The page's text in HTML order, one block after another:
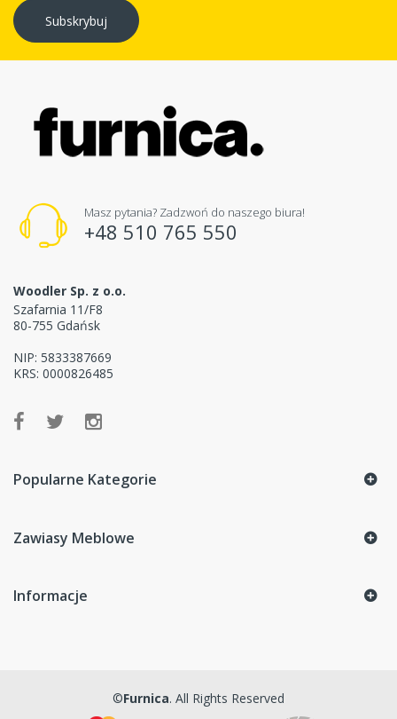
Subskrybuj
Masz pytania? Zadzwoń do naszego biura!
+48 510 765 550
Woodler Sp. z o.o.
Szafarnia 11/F8
80-755 Gdańsk
NIP: 5833387669
KRS: 0000826485
Popularne Kategorie
Zawiasy Meblowe
Informacje
©Furnica. All Rights Reserved